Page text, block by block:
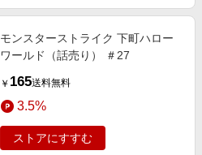
モンスターストライク 下町ハロー
ワールド（話売り） ＃27
￥ 165送料無料
3.5%
ストアにすすむ